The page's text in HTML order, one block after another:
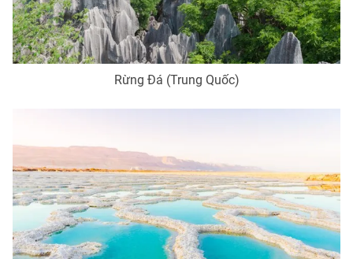
® Cấm sao chép dưới mọi hình thức nếu không có sự chấp
thuận bằng văn bản. Ghi rõ nguồn VTV.vn khi phát hành lại
thông tin từ website này.
Rừng Đá (Trung Quốc)